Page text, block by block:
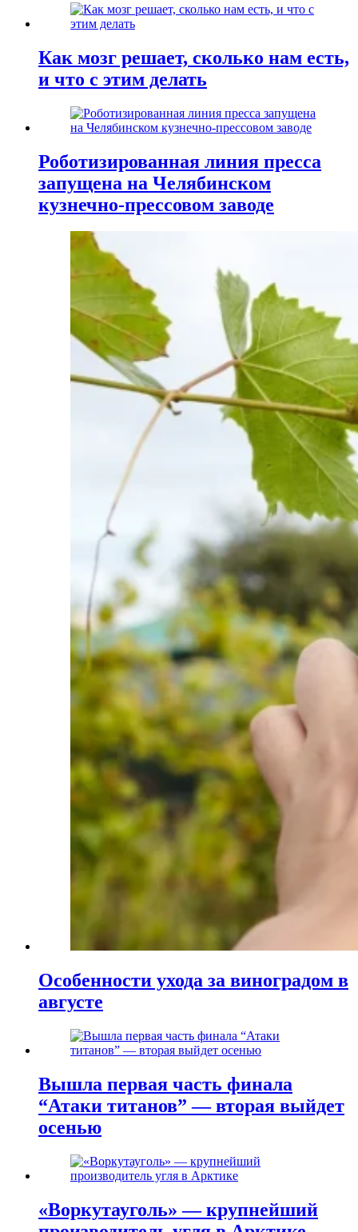
Как мозг решает, сколько нам есть,
и что с этим делать
Роботизированная линия пресса
запущена на Челябинском
кузнечно-прессовом заводе
Особенности ухода за виноградом в
августе
Вышла первая часть финала
“Атаки титанов” — вторая выйдет
осенью
«Воркутауголь» — крупнейший